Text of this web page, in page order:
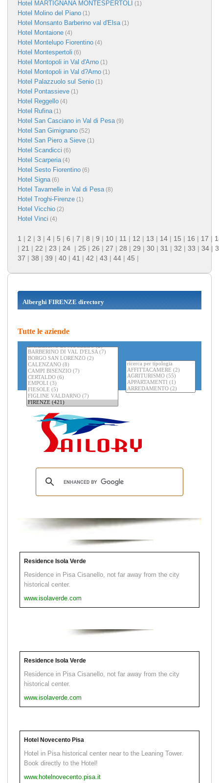
Hotel MARTIGNANA MONTESPERTOLI (1)
Hotel Molino del Piano (1)
Hotel Monsanto Barberino val d'Elsa(1)
Hotel Montaione (4)
Hotel Montelupo Fiorentino (4)
Hotel Montespertoli (6)
Hotel Montopoli in Val d'Arno (1)
Hotel Montopoli in Val d?Arno (1)
Hotel Palazzuolo sul Senio (1)
Hotel Pontassieve (1)
Hotel Reggello (4)
Hotel Rufina(1)
Hotel San Casciano in Val di Pesa(9)
Hotel San Gimignano (52)
Hotel San Piero a Sieve (1)
Hotel Scandicci (6)
Hotel Scarperia(4)
Hotel Sesto Fiorentino (6)
Hotel Signa(6)
Hotel Tavarnelle in Val di Pesa(8)
Hotel Troghi-Firenze (1)
Hotel Vicchio (2)
Hotel Vinci (4)
1 | 2 | 3 | 4 | 5 | 6 | 7 | 8 | 9 | 10 | 11 | 12 | 13 | 14 | 15 | 16 | 17 |
| 21 | 22 | 23 | 24 | 25 | 26 | 27 | 28 | 29 | 30 | 31 | 32 | 33 | 34 |
37 | 38 | 39 | 40 | 41 | 42 | 43 | 44 | 45 |
Alberghi FIRENZE directory
Tutte le aziende
Residence Isola Verde
Residence in Pisa Cisanello, not far away from the city
historical center.
www.isolaverde.com
Residence Isola Verde
Residence in Pisa Cisanello, not far away from the city
historical center.
www.isolaverde.com
Hotel Novecento Pisa
Hotel in Pisa historical center near to the Leaning Tower.
Book directly to the Hotel!
www.hotelnovecento.pisa.it